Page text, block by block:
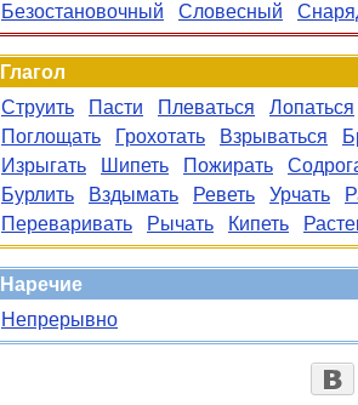
Безостановочный
Словесный
Глагол
Струить
Пасти Плеваться
Лопаться
Поглощать
Грохотать Взрываться
Изрыгать
Шипеть Пожирать
Бурлить
Вздымать Реветь Урчать
Переваривать
Рычать Кипеть
Наречие
Непрерывно